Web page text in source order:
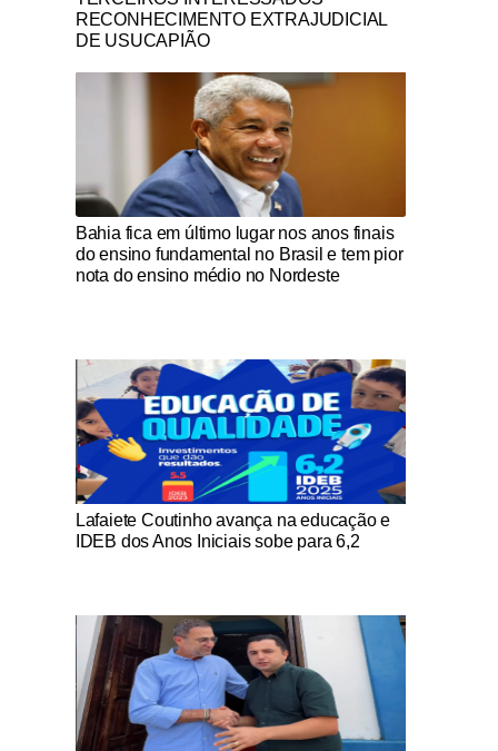
RECONHECIMENTO EXTRAJUDICIAL
DE USUCAPIÃO
Notícias Católicas
Bahia fica em último lugar nos anos finais
do ensino fundamental no Brasil e tem pior
nota do ensino médio no Nordeste
Notícias Católicas
Lafaiete Coutinho avança na educação e
IDEB dos Anos Iniciais sobe para 6,2